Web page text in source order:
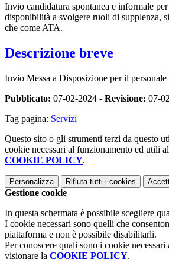
Invio candidatura spontanea e informale
disponibilità a svolgere ruoli di supplenza,
che come ATA.
Descrizione breve
Invio Messa a Disposizione per il personale
Pubblicato: 07-02-2024 - Revisione: 07-
Tag pagina: Servizi
Questo sito o gli strumenti terzi da questo
cookie necessari al funzionamento ed utili
COOKIE POLICY.
Personalizza Rifiuta tutti i cookies
Gestione cookie
In questa schermata è possibile scegliere
I cookie necessari sono quelli che
piattaforma e non è possibile disabilitarli.
Per conoscere quali sono i cookie
visionare la COOKIE POLICY.